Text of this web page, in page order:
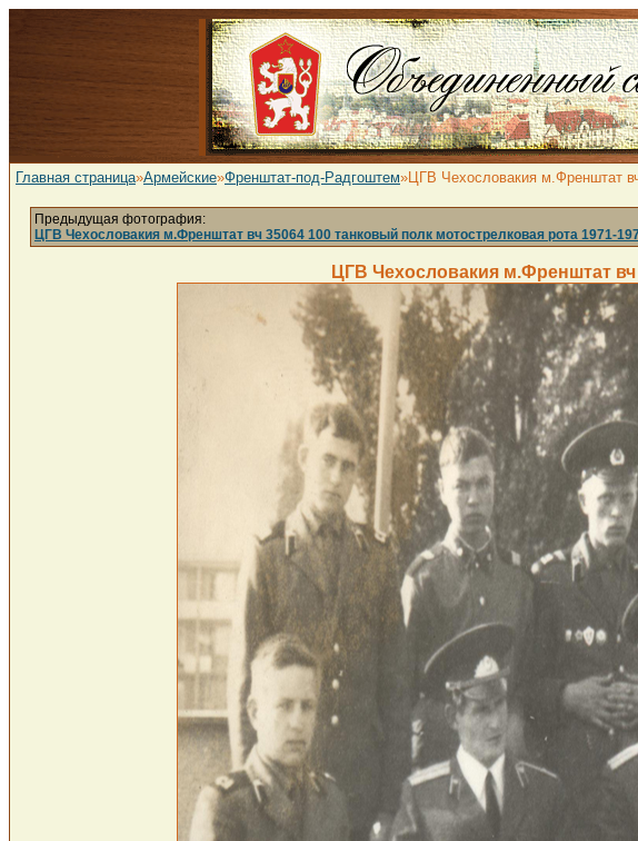
Главная страница»Армейские»Френштат-под-Радгоштем»ЦГВ Чехословакия м.Френштат
Предыдущая фотография:
ЦГВ Чехословакия м.Френштат вч 35064 100 танковый полк мотострелковая рота 1971-
ЦГВ Чехословакия м.Френштат вч